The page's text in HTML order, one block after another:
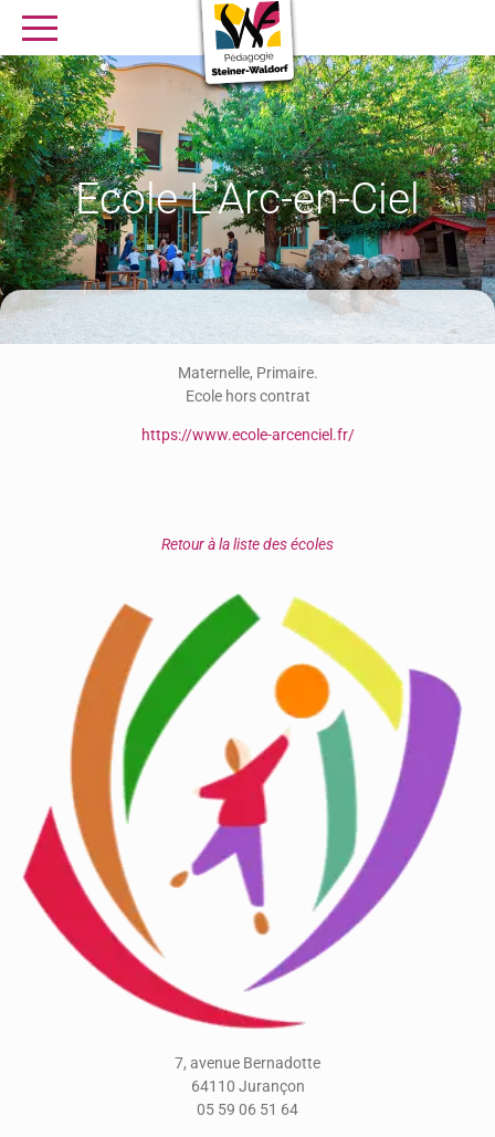
SE FORMER
OFFRES D’EMPLOI
SERVICE CIVIQUE
Librairie Presse
Ecole L'Arc-en-Ciel
Maternelle, Primaire.
Ecole hors contrat
https://www.ecole-arcenciel.fr/
Retour à la liste des écoles
7, avenue Bernadotte
64110 Jurançon
05 59 06 51 64